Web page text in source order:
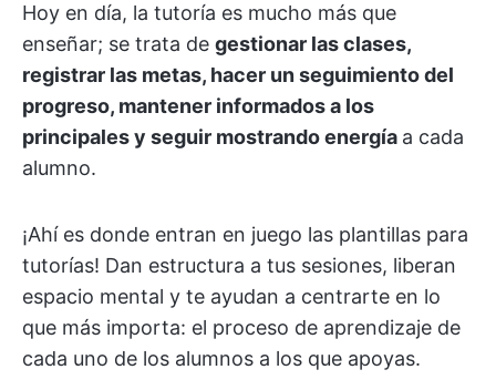
Hoy en día, la tutoría es mucho más que
enseñar; se trata de gestionar las clases,
registrar las metas, hacer un seguimiento del
progreso, mantener informados a los
principales y seguir mostrando energía a cada
alumno.
¡Ahí es donde entran en juego las plantillas para
tutorías! Dan estructura a tus sesiones, liberan
espacio mental y te ayudan a centrarte en lo
que más importa: el proceso de aprendizaje de
cada uno de los alumnos a los que apoyas.